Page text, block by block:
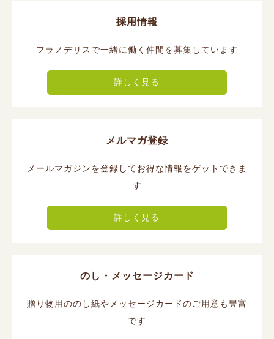
採用情報
フラノデリスで一緒に働く仲間を募集しています
詳しく見る
メルマガ登録
メールマガジンを登録してお得な情報をゲットできま
す
詳しく見る
のし・メッセージカード
贈り物用ののし紙やメッセージカードのご用意も豊富
です